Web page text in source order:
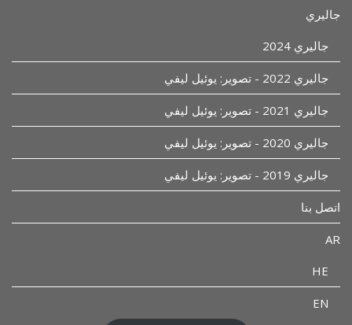
جاليري
جاليري 2024
جاليري 2022 - تصوير: يوئيل ليفي
جاليري 2021 - تصوير: يوئيل ليفي
جاليري 2020 - تصوير: يوئيل ليفي
جاليري 2019 - تصوير: يوئيل ليفي
اتصل بنا
AR
HE
EN